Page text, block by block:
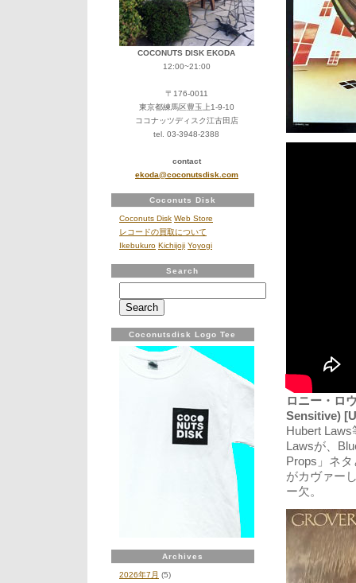
ロニー・ロ
Sensitive)
Hubert
Lawsが、
Props」ネ
がカヴァー
ー欠。
COCONUTS DISK EKODA
12:00~21:00
〒176-0011
東京都練馬区豊玉上1-9-10
ココナッツディスク江古田店
tel. 03-3948-2388
contact
ekoda@coconutsdisk.com
Coconuts Disk
Coconuts Disk Web Store
レコードの買取について
Ikebukuro Kichijoji Yoyogi
Search
for:
Coconutsdisk Logo Tee
Archives
2026年7月 (5)